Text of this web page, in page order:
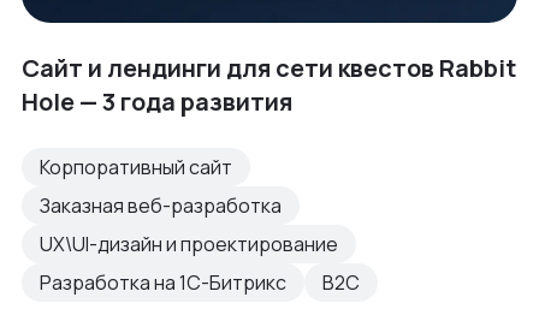
Сайт и лендинги для сети квестов Rabbit
Hole — 3 года развития
Корпоративный сайт
Заказная веб-разработка
UX\UI-дизайн и проектирование
Разработка на 1С-Битрикс
B2C